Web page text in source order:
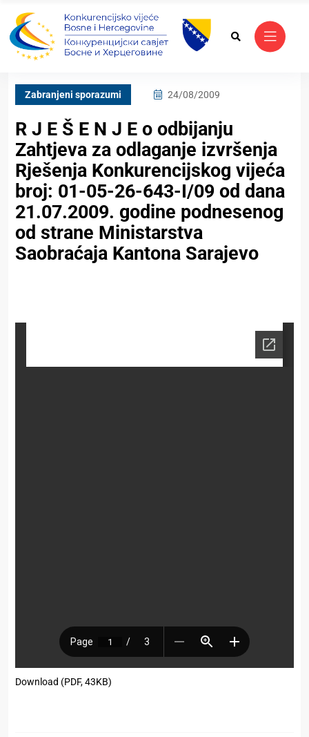
Zabranjeni sporazumi 24/08/2009
R J E Š E N J E o odbijanju
Zahtjeva za odlaganje izvršenja
Rješenja Konkurencijskog vijeća
broj: 01-05-26-643-I/09 od dana
21.07.2009. godine podnesenog
od strane Ministarstva
Saobraćaja Kantona Sarajevo
Download (PDF, 43KB)